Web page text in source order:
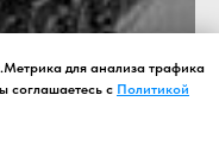
для анализа трафика
соглашаетесь с Политикой